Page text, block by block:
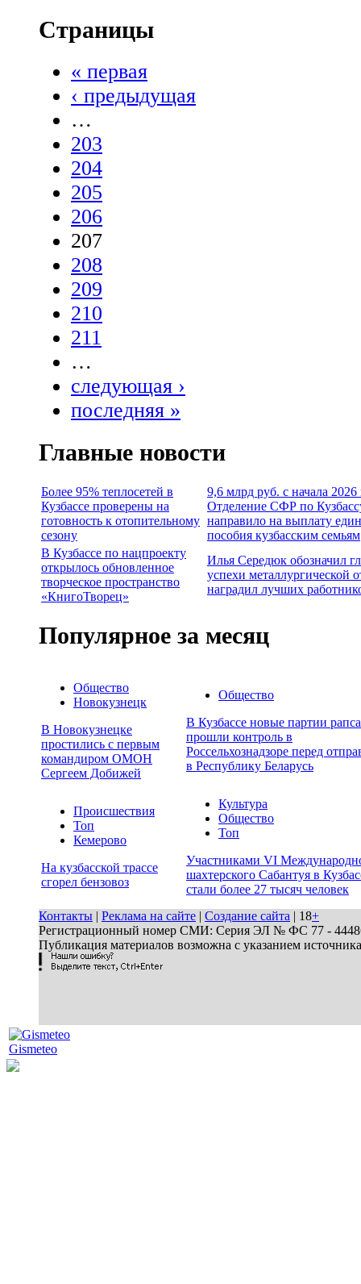
Страницы
« первая
‹ предыдущая
…
203
204
205
206
207
208
209
210
211
…
следующая ›
последняя »
Главные новости
Более 95% теплосетей в
Кузбассе проверены на
готовность к отопительному
сезону
9,6 млрд руб. с начала 2026
Отделение СФР по
направило на выплату
пособия кузбасским семьям
В Кузбассе по нацпроекту
открылось обновленное
творческое пространство
«КнигоТворец»
Илья Середюк обозначил
успехи металлургической
наградил лучших
Популярное за месяц
Общество
Новокузнецк
В Новокузнецке
простились с первым
командиром ОМОН
Сергеем Добижей
Общество
В Кузбассе новые партии рапса
прошли контроль в
Россельхознадзоре перед
в Республику Беларусь
Происшествия
Топ
Кемерово
На кузбасской трассе
сгорел бензовоз
Культура
Общество
Топ
Участниками VI
шахтерского Сабантуя в
стали более 27 тысяч человек
Контакты | Реклама на сайте | Создание сайта | 18+
Регистрационный номер СМИ: Серия ЭЛ № ФС 77 - 44486
Публикация материалов возможна с указанием
Gismeteo